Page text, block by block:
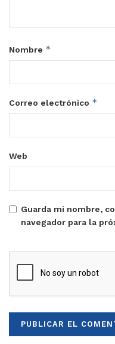
Nombre *
Correo electrónico *
Web
Guarda mi nombre,
navegador para la